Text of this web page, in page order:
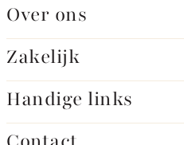
Over ons
Zakelijk
Handige links